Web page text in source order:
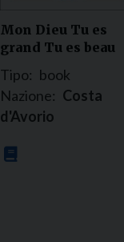
Mon Dieu Tu es
grand Tu es beau
Tipo: book
Nazione: Costa
d'Avorio